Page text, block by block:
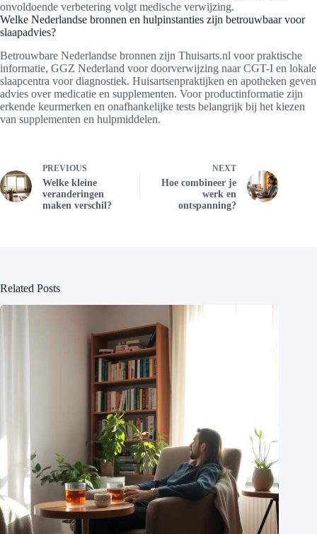
onvoldoende verbetering volgt medische verwijzing.
Welke Nederlandse bronnen en hulpinstanties zijn betrouwbaar voor
slaapadvies?
Betrouwbare Nederlandse bronnen zijn Thuisarts.nl voor praktische
informatie, GGZ Nederland voor doorverwijzing naar CGT-I en lokale
slaapcentra voor diagnostiek. Huisartsenpraktijken en apotheken geven
advies over medicatie en supplementen. Voor productinformatie zijn
erkende keurmerken en onafhankelijke tests belangrijk bij het kiezen
van supplementen en hulpmiddelen.
PREVIOUS
Welke kleine
veranderingen
maken verschil?
NEXT
Hoe combineer je
werk en
ontspanning?
Related Posts